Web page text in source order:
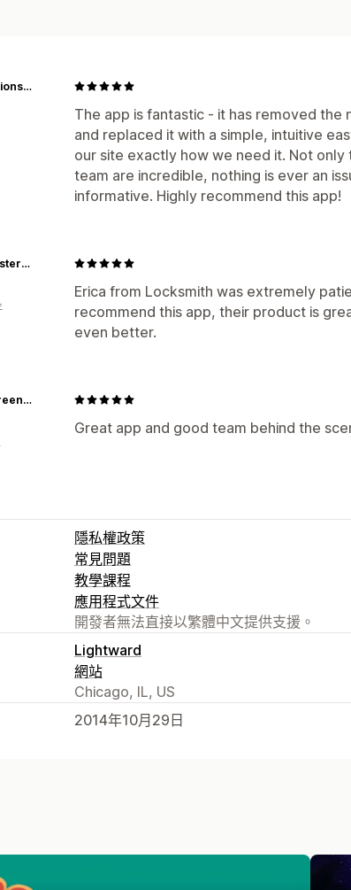
The app is fantastic - it has removed
and replaced it with a simple, intuitive
our site exactly how we need it. Not
team are incredible, nothing is ever an
informative. Highly recommend this app!
Certified Skin Solutions NZ
Erica from Locksmith was extremely
recommend this app, their product is
even better.
Tamaras Sugar Western CA
Great app and good team behind the
OptiLabs by Evergreen Doctors
隱私權政策
常見問題
教學課程
應用程式文件
開發者無法直接以繁體中文提供支援。
Lightward
網站
Chicago, IL, US
2014年10月29日